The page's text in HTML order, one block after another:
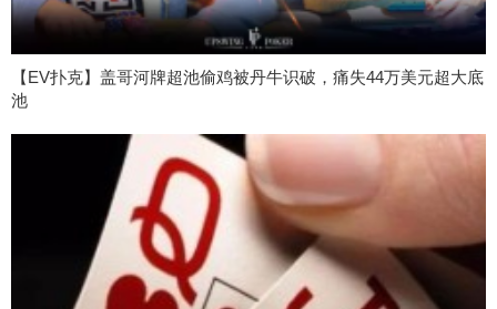
【EV扑克】盖哥河牌超池偷鸡被丹牛识破，痛失44万美元超大底
池